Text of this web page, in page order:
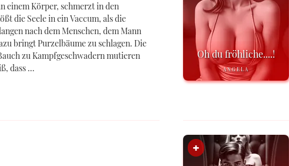
einem Körper, schmerzt in den
die Seele in ein Vaccum, als die
nach dem Menschen, dem Mann
bringt Purzelbäume zu schlagen. Die
zu Kampfgeschwadern mutieren
dass …
Oh du fröhliche....!
ANGELA